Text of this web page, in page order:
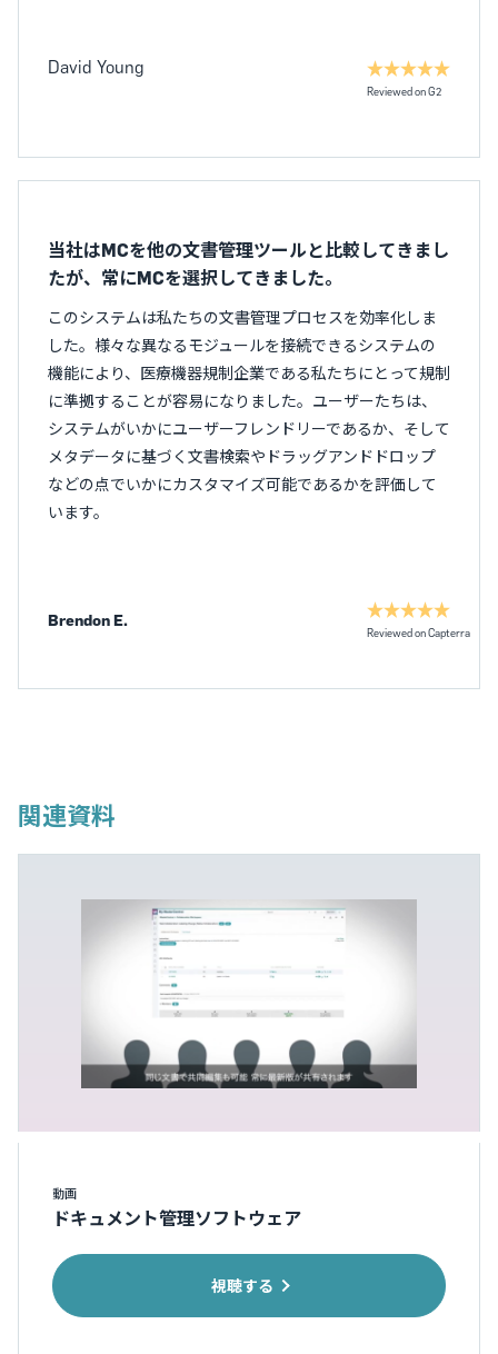
David Young
Reviewed on G2
当社はMCを他の文書管理ツールと比較してきまし
たが、常にMCを選択してきました。
このシステムは私たちの文書管理プロセスを効率化しま
した。様々な異なるモジュールを接続できるシステムの
機能により、医療機器規制企業である私たちにとって規制
に準拠することが容易になりました。ユーザーたちは、
システムがいかにユーザーフレンドリーであるか、そして
メタデータに基づく文書検索やドラッグアンドドロップ
などの点でいかにカスタマイズ可能であるかを評価して
います。
Brendon E.
Reviewed on Capterra
関連資料
動画
ドキュメント管理ソフトウェア
視聴する